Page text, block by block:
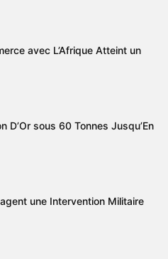
avec L’Afrique Atteint un
D’Or sous 60 Tonnes Jusqu’En
une Intervention Militaire